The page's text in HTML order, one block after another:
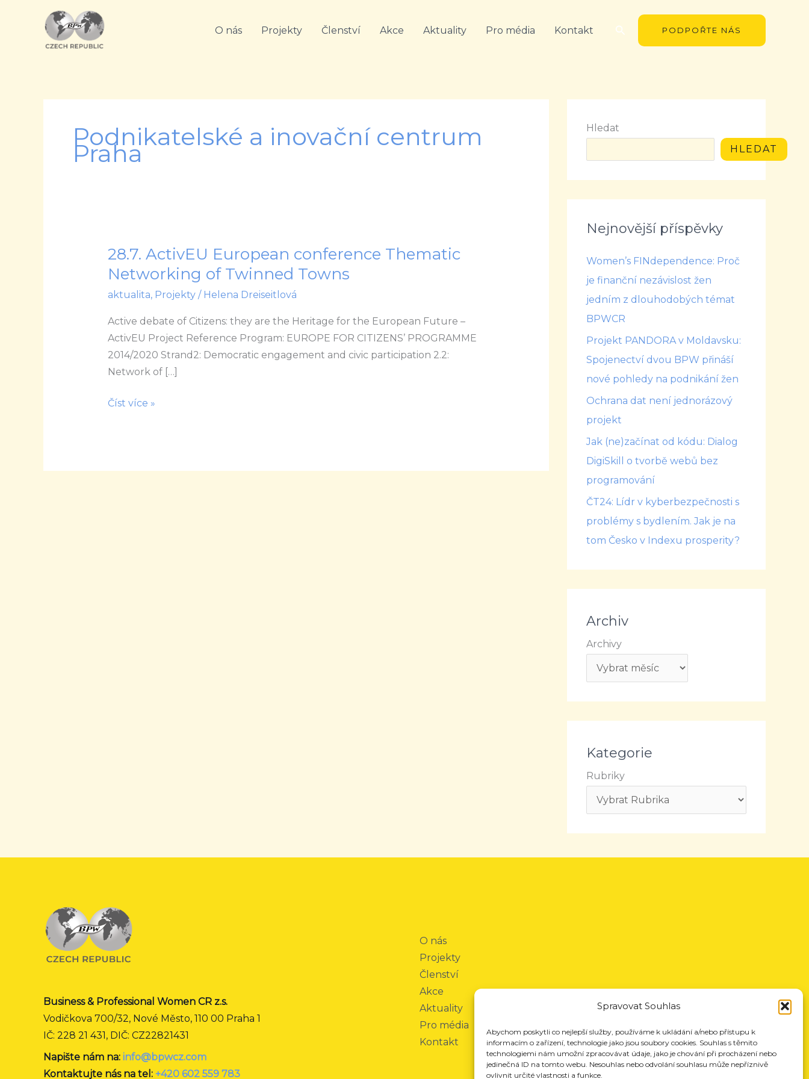
Spravovat Souhlas
Abychom poskytli co nejlepší služby, používáme k ukládání a/nebo přístupu k
informacím o zařízení, technologie jako jsou soubory cookies. Souhlas s těmito
technologiemi nám umožní zpracovávat údaje, jako je chování při procházení nebo
jedinečná ID na tomto webu. Nesouhlas nebo odvolání souhlasu může nepříznivě
ovlivnit určité vlastnosti a funkce.
O nás Projekty Členství Akce Aktuality Pro média Kontakt Hledat PODPOŘTE NÁS
Podnikatelské a inovační centrum
Praha
28.7. ActivEU European conference Thematic
Networking of Twinned Towns
aktualita, Projekty/ Helena Dreiseitlová
Active debate of Citizens: they are the Heritage for the European Future –
ActivEU Project Reference Program: EUROPE FOR CITIZENS’ PROGRAMME
2014/2020 Strand2: Democratic engagement and civic participation 2.2:
Network of […]
28.7.
ActivEU
conference
Thematic
Networking
of
Twinned
Číst více »
Hledat
HLEDAT
Nejnovější příspěvky
Women’s FINdependence: Proč
je finanční nezávislost žen
jedním z dlouhodobých témat
BPWCR
Projekt PANDORA v Moldavsku:
Spojenectví dvou BPW přináší
nové pohledy na podnikání žen
Ochrana dat není jednorázový
projekt
Jak (ne)začínat od kódu: Dialog
DigiSkill o tvorbě webů bez
programování
ČT24: Lídr v kyberbezpečnosti s
problémy s bydlením. Jak je na
tom Česko v Indexu prosperity?
Archiv
Archivy
Kategorie
Rubriky
Business & Professional Women CR z.s.
Vodičkova 700/32, Nové Město, 110 00 Praha 1
IČ: 228 21 431, DIČ: CZ22821431
Napište nám na: info@bpwcz.com
Kontaktujte nás na tel: +420 602 559 783
O nás
Projekty
Členství
Akce
Aktuality
Pro média
Kontakt